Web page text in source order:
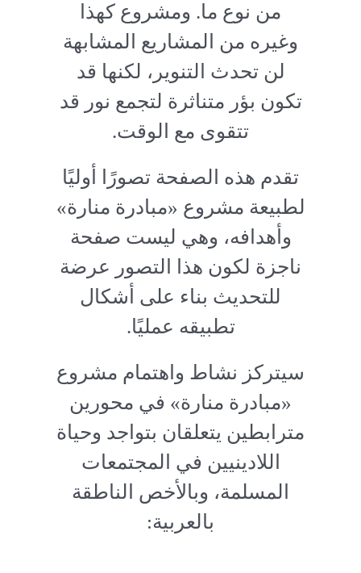
من نوع ما. ومشروع كهذا
وغيره من المشاريع المشابهة
لن تحدث التنوير، لكنها قد
تكون بؤر متناثرة لتجمع نور قد
تتقوى مع الوقت.
تقدم هذه الصفحة تصورًا أوليًا
لطبيعة مشروع «مبادرة منارة»
وأهدافه، وهي ليست صفحة
ناجزة لكون هذا التصور عرضة
للتحديث بناء على أشكال
تطبيقه عمليًا.
سيتركز نشاط واهتمام مشروع
«مبادرة منارة» في محورين
مترابطين يتعلقان بتواجد وحياة
اللادينيين في المجتمعات
المسلمة، وبالأخص الناطقة
بالعربية: